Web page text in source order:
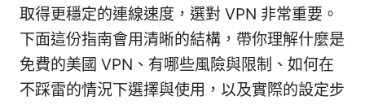
取得更穩定的連線速度，選對 VPN 非常重要。
下面這份指南會用清晰的結構，帶你理解什麼是
免費的美國 VPN、有哪些風險與限制、如何在
不踩雷的情況下選擇與使用，以及實際的設定步